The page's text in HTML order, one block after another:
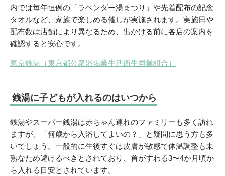
内では毎年恒例の「ラベンダー湯まつり」や先着配布の記念
タオルなど、家族で楽しめる催しが実施されます。実施日や
配布数は店舗により異なるため、出かける前に各店の案内を
確認すると安心です。
東京銭湯（東京都公衆浴場業生活衛生同業組合）
銭湯に子どもが入れるのはいつから
銭湯やスーパー銭湯は赤ちゃん連れのファミリーも多く訪れ
ますが、「何歳から入浴してよいの？」と疑問に思う方も多
いでしょう。一般的に生後すぐは皮膚が敏感で体温調整も未
熟なため避けるべきとされており、首がすわる3〜4か月頃か
ら入れる目安とされています。